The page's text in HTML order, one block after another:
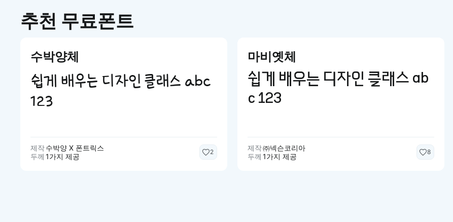
추천 무료폰트
수박양체
쉽게 배우는 디자인 클래스 abc
123
제작수박양 X 폰트릭스
두께 1가지 제공
2
마비옛체
쉽게 배우는 디자인 클래스 ab
c 123
제작㈜넥슨코리아
두께 1가지 제공
8